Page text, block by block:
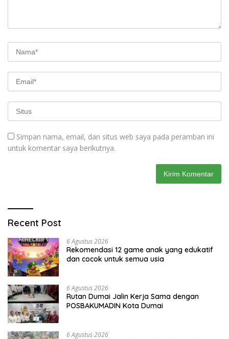
Simpan nama, email, dan situs web saya pada peramban ini
untuk komentar saya berikutnya.
Recent Post
6 Agustus 2026
Rekomendasi 12 game anak yang edukatif
dan cocok untuk semua usia
6 Agustus 2026
Rutan Dumai Jalin Kerja Sama dengan
POSBAKUMADIN Kota Dumai
6 Agustus 2026